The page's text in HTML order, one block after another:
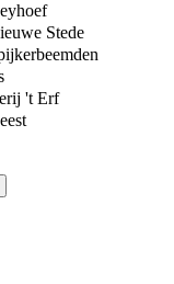
Stede
't Erf